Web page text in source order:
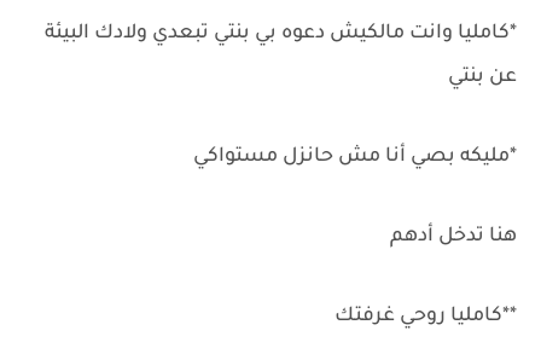
*كامليا وانت مالكيش دعوه بي بنتي تبعدي ولادك البيئة
عن بنتي
*مليكه بصي أنا مش حانزل مستواكي
هنا تدخل أدهم
**كامليا روحي غرفتك